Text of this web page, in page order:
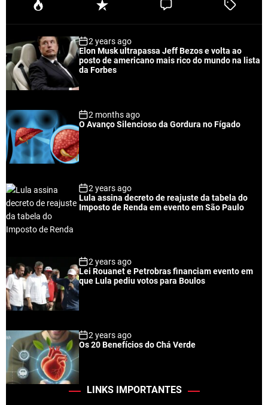
P
u
a
r
R
e
n
t
C
e
T
e
2 years ago
Elon Musk ultrapassa Jeff Bezos e volta ao
posto de americano mais rico do mundo na lista
da Forbes
2 months ago
O Avanço Silencioso da Gordura no Fígado
2 years ago
Lula assina decreto de reajuste da tabela do
Imposto de Renda em evento em São Paulo
2 years ago
Lei Rouanet e Petrobras financiam evento em
que Lula pediu votos para Boulos
2 years ago
Os 20 Benefícios do Chá Verde
LINKS IMPORTANTES